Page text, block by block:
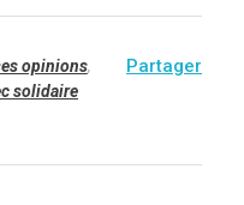
opinions,
solidaire